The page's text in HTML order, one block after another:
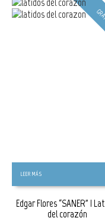
LEER MÁS
Edgar Flores “SANER” |
del corazón